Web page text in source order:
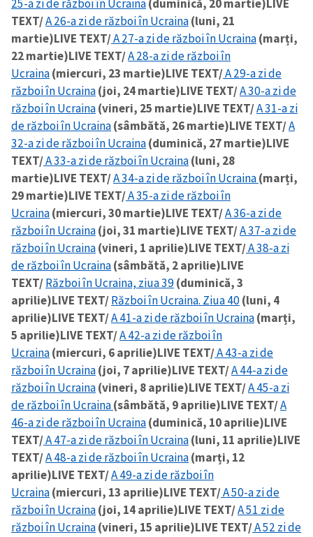
25-a zi de război în Ucraina(duminică, 20 martie)LIVE
TEXT/A 26-a zi de război în Ucraina(luni, 21
martie)LIVE TEXT/A 27-a zi de război în Ucraina(marți,
22 martie)LIVE TEXT/A 28-a zi de război în
Ucraina(miercuri, 23 martie)LIVE TEXT/A 29-a zi de
război în Ucraina(joi, 24 martie)LIVE TEXT/A 30-a zi de
război în Ucraina(vineri, 25 martie)LIVE TEXT/A 31-a zi
de război în Ucraina(sâmbătă, 26 martie)LIVE TEXT/A
32-a zi de război în Ucraina(duminică, 27 martie)LIVE
TEXT/A 33-a zi de război în Ucraina(luni, 28
martie)LIVE TEXT/A 34-a zi de război în Ucraina(marți,
29 martie)LIVE TEXT/A 35-a zi de război în
Ucraina(miercuri, 30 martie)LIVE TEXT/A 36-a zi de
război în Ucraina(joi, 31 martie)LIVE TEXT/A 37-a zi de
război în Ucraina(vineri, 1 aprilie)LIVE TEXT/A 38-a zi
de război în Ucraina(sâmbătă, 2 aprilie)LIVE
TEXT/Război în Ucraina, ziua 39(duminică, 3
aprilie)LIVE TEXT/Război în Ucraina. Ziua 40(luni, 4
aprilie)LIVE TEXT/A 41-a zi de război în Ucraina(marți,
5 aprilie)LIVE TEXT/A 42-a zi de război în
Ucraina(miercuri, 6 aprilie)LIVE TEXT/A 43-a zi de
război în Ucraina(joi, 7 aprilie)LIVE TEXT/A 44-a zi de
război în Ucraina(vineri, 8 aprilie)LIVE TEXT/A 45-a zi
de război în Ucraina(sâmbătă, 9 aprilie)LIVE TEXT/A
46-a zi de război în Ucraina(duminică, 10 aprilie)LIVE
TEXT/A 47-a zi de război în Ucraina(luni, 11 aprilie)LIVE
TEXT/A 48-a zi de război în Ucraina(marți, 12
aprilie)LIVE TEXT/A 49-a zi de război în
Ucraina(miercuri, 13 aprilie)LIVE TEXT/A 50-a zi de
război în Ucraina(joi, 14 aprilie)LIVE TEXT/A 51 zi de
război în Ucraina(vineri, 15 aprilie)LIVE TEXT/A 52 zi de